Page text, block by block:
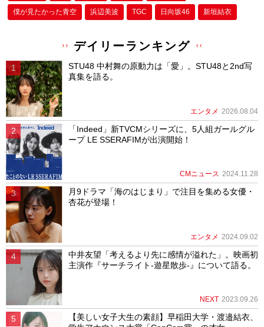
僕が⾒たかった⻘空 浜辺美波 TGC 日向坂46 新垣結衣
デイリーランキング
STU48 中村舞の原動力は「愛」。STU48と2nd写
真集を語る。
エンタメ 2026.08.04
「Indeed」新TVCMシリーズに、5人組ガールグル
ープ LE SSERAFIMが出演開始！
CMニュース 2024.11.28
月9ドラマ「海のはじまり」で注目を集める女優・
杏花が登場！
エンタメ 2024.09.02
中井友望「考えるより先に感情が溢れた」。映画初
主演作『サーチライト-遊星散歩-』について語る。
NEXT 2023.09.26
【美しい女子大生の素顔】早稲田大学・渡邉結衣、